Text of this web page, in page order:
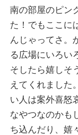
南の部屋のピン
た！でもここに
んじゃってさ。
る広場にいろい
そしたら嬉しそ
えてくれました
い人は案外喜怒
なやつなのかも
ち込んだり、嬉